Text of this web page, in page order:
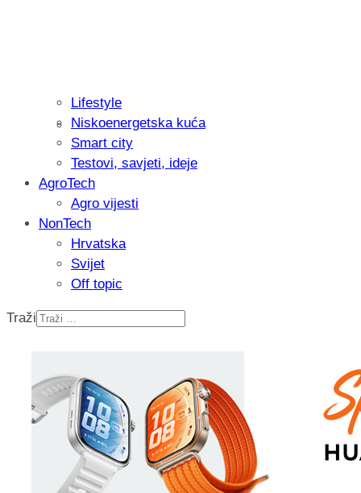
Isprobali smo: Thermostar
Lifestyle
Niskoenergetska kuća
Smart city
Testovi, savjeti, ideje
AgroTech
Agro vijesti
NonTech
Hrvatska
Svijet
Off topic
Traži